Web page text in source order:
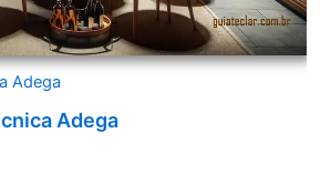
Adega
Adega